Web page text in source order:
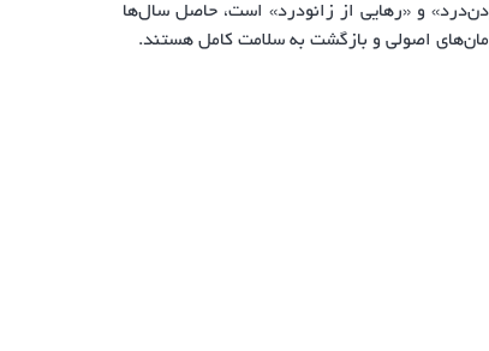
و «رهایی از زانودرد» است، حاصل سال‌ها
اصولی و بازگشت به سلامت کامل هستند.